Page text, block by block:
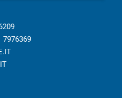
7976369